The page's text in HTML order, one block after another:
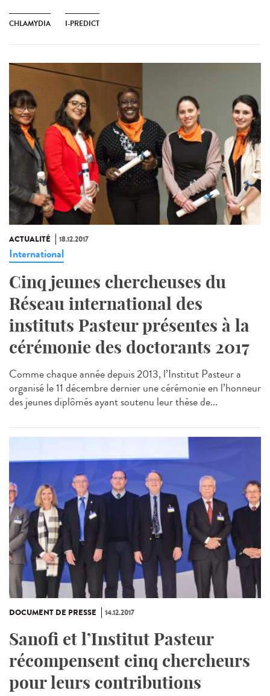
CHLAMYDIA I-PREDICT
ACTUALITÉ 18.12.2017
International
Cinq jeunes chercheuses du
Réseau international des
instituts Pasteur présentes à la
cérémonie des doctorants 2017
Comme chaque année depuis 2013, l’Institut Pasteur a
organisé le 11 décembre dernier une cérémonie en l’honneur
des jeunes diplômés ayant soutenu leur thèse de...
DOCUMENT DE PRESSE 14.12.2017
Sanofi et l’Institut Pasteur
récompensent cinq chercheurs
pour leurs contributions